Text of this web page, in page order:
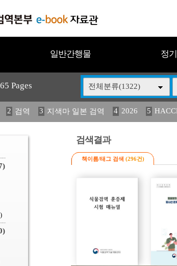
일반간행물 정
Pages 전체분류(1322)
2 검역 3 지색마 일본 검역 4 2026 5
12 중독성 식물 도감 13 媛 異 14 (2013년
검색결과
책이름/태그 검색 (296건)